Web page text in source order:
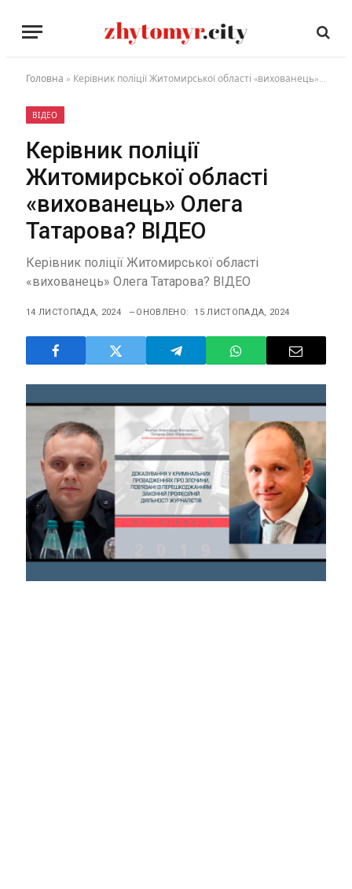
Головна » Керівник поліції Житомирської області «вихованець» Олега Татарова? ВІДЕО
ВІДЕО
Керівник поліції
Житомирської області
«вихованець» Олега
Татарова? ВІДЕО
Керівник поліції Житомирської області
«вихованець» Олега Татарова? ВІДЕО
14 ЛИСТОПАДА, 2024 ОНОВЛЕНО: 15 ЛИСТОПАДА, 2024